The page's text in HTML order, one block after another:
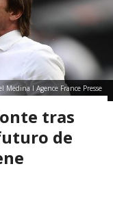
Medina I Agence France Presse
tras
de